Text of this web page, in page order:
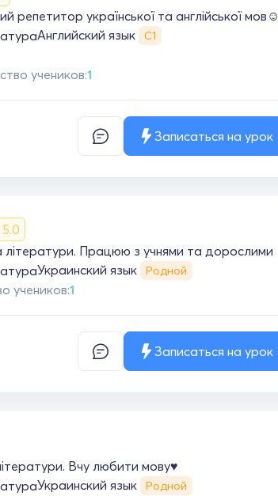
репетитор української та англійської мов☺️
Английский язык С1
учеников:1
Записаться на урок
5.0
літератури. Працюю з учнями та дорослими
Украинский язык Родной
учеников:1
Записаться на урок
Вчу любити мову♥️
Украинский язык Родной